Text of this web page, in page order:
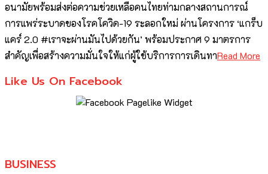
อนามัยพร้อมส่งต่อความช่วยเหลือคนไทยท่ามกลางสถานการณ์
การแพร่ระบาดของโรคโควิด-19 ระลอกใหม่ ผ่านโครงการ ‘แกร็บ
แคร์ 2.0 #เราจะผ่านมันไปด้วยกัน’ พร้อมประกาศ 9 มาตรการ
สำคัญเพื่อสร้างความมั่นใจให้แก่ผู้ใช้บริการการเดินทาRead More
Like Us On Facebook
BUSINESS